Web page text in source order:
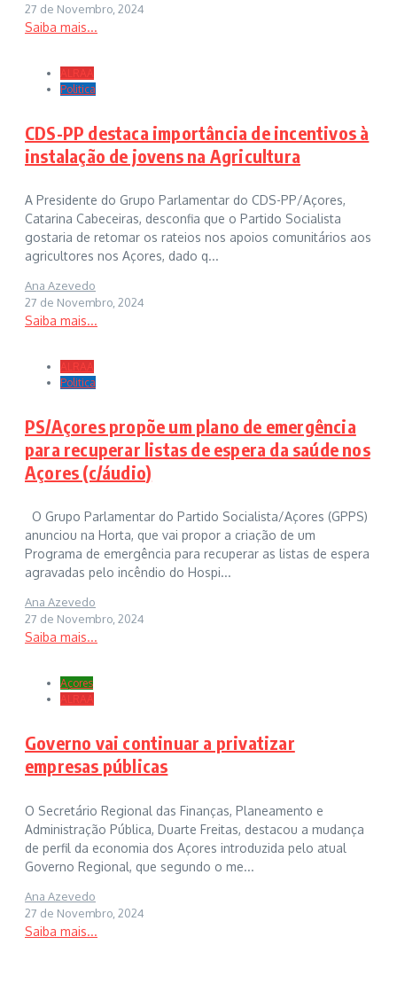
27 de Novembro, 2024
Saiba mais...
ALRAA
Politica
CDS-PP destaca importância de incentivos à
instalação de jovens na Agricultura
A Presidente do Grupo Parlamentar do CDS-PP/Açores,
Catarina Cabeceiras, desconfia que o Partido Socialista
gostaria de retomar os rateios nos apoios comunitários aos
agricultores nos Açores, dado q...
Ana Azevedo
27 de Novembro, 2024
Saiba mais...
ALRAA
Politica
PS/Açores propõe um plano de emergência
para recuperar listas de espera da saúde nos
Açores (c/áudio)
O Grupo Parlamentar do Partido Socialista/Açores (GPPS)
anunciou na Horta, que vai propor a criação de um
Programa de emergência para recuperar as listas de espera
agravadas pelo incêndio do Hospi...
Ana Azevedo
27 de Novembro, 2024
Saiba mais...
Açores
ALRAA
Governo vai continuar a privatizar
empresas públicas
O Secretário Regional das Finanças, Planeamento e
Administração Pública, Duarte Freitas, destacou a mudança
de perfil da economia dos Açores introduzida pelo atual
Governo Regional, que segundo o me...
Ana Azevedo
27 de Novembro, 2024
Saiba mais...